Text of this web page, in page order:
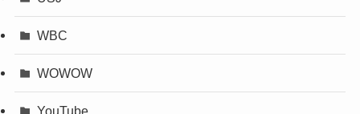
WBC
WOWOW
YouTube